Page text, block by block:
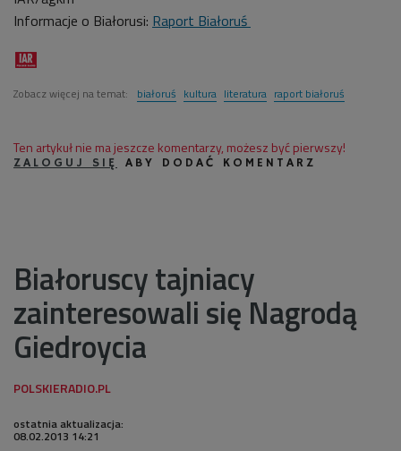
Informacje o Białorusi: Raport Białoruś
Zobacz więcej na temat: białoruś kultura literatura raport białoruś
Ten artykuł nie ma jeszcze komentarzy, możesz być pierwszy!
ZALOGUJ SIĘ ABY DODAĆ KOMENTARZ
Białoruscy tajniacy
zainteresowali się Nagrodą
Giedroycia
ostatnia aktualizacja:
08.02.2013 14:21